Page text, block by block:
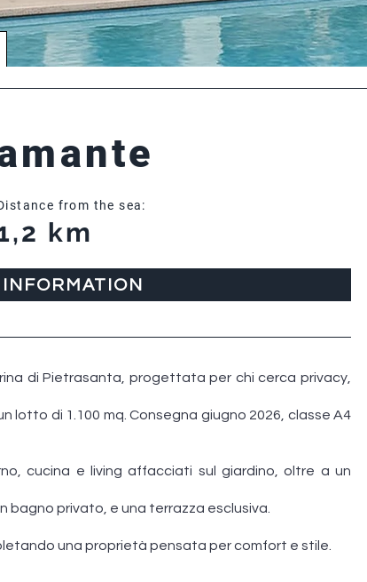
from the sea:
km
di Pietrasanta, progettata per chi cerca privacy,
lotto di 1.100 mq. Consegna giugno 2026, classe A4
cucina e living affacciati sul giardino, oltre a un
bagno privato, e una terrazza esclusiva.
una proprietà pensata per comfort e stile.